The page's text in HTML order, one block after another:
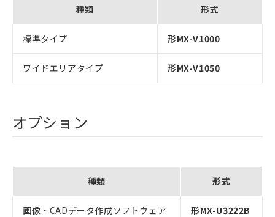
種類 形式
標準タイプ 形MX-V1000
ワイドエリアタイプ 形MX-V1050
オプション
種類 形式
画像・CADデータ作成ソフトウェア 形MX-U3222B